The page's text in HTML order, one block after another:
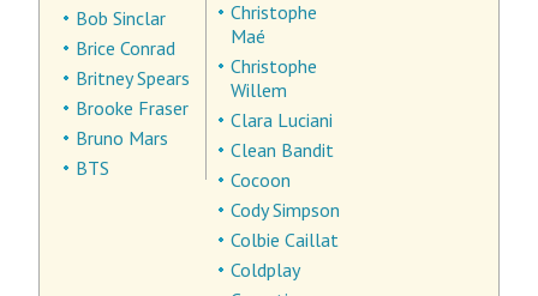
Bob Sinclar
Brice Conrad
Britney Spears
Brooke Fraser
Bruno Mars
BTS
Christophe
Maé
Christophe
Willem
Clara Luciani
Clean Bandit
Cocoon
Cody Simpson
Colbie Caillat
Coldplay